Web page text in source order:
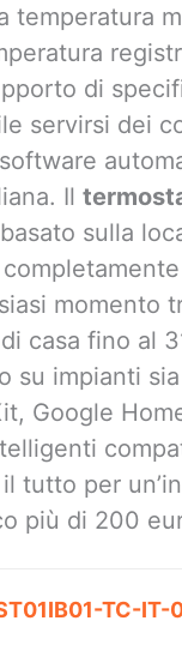
temperatura
di
servirsi dei
Il
sulla
momento
casa fino al
su impianti
Google
tutto per
più di 200
TC-